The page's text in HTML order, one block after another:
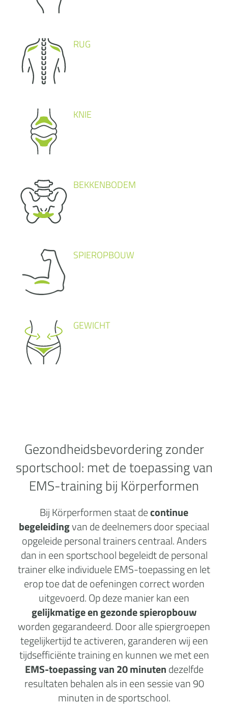
RUG
KNIE
BEKKENBODEM
SPIEROPBOUW
GEWICHT
Gezondheidsbevordering zonder
sportschool: met de toepassing van
EMS-training bij Körperformen
Bij Körperformen staat decontinue
begeleidingvan de deelnemers door speciaal
opgeleide personal trainers centraal. Anders
dan in een sportschool begeleidt de personal
trainer elke individuele EMS-toepassing en let
erop toe dat de oefeningen correct worden
uitgevoerd. Op deze manier kan een
gelijkmatige en gezonde spieropbouw
worden gegarandeerd. Door alle spiergroepen
tegelijkertijd te activeren, garanderen wij een
tijdsefficiënte training en kunnen we met een
EMS-toepassing van 20 minutendezelfde
resultaten behalen als in een sessie van 90
minuten in de sportschool.